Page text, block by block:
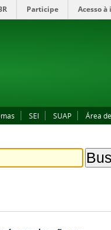
Participe Acesso
SEI SUAP Área